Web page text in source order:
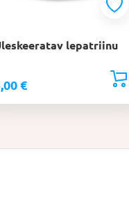
lepatriinu
€